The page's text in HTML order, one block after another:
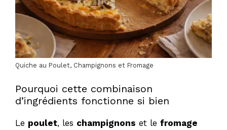
Quiche au Poulet, Champignons et Fromage
Pourquoi cette combinaison
d’ingrédients fonctionne si bien
Le poulet, les champignons et le fromage